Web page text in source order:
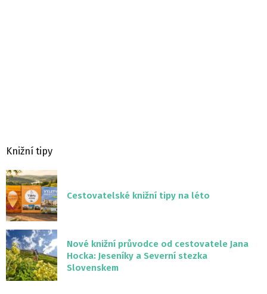
Knižní tipy
Cestovatelské knižní tipy na léto
Nové knižní průvodce od cestovatele Jana
Hocka: Jeseníky a Severní stezka
Slovenskem